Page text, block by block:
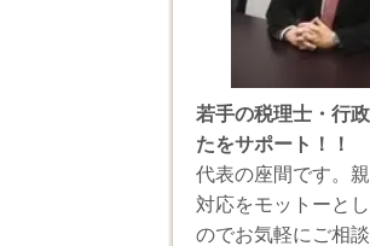
若手の税理士・行
たをサポート！！
代表の座間です。
対応をモットーと
のでお気軽にご相談